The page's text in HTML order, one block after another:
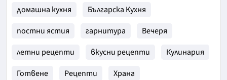
домашна кухня
Българска Кухня
постни ястия
гарнитура
Вечеря
летни рецепти
вкусни рецепти
Кулинария
Готвене
Рецепти
Храна